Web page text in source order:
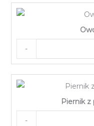
-
Piernik z
-